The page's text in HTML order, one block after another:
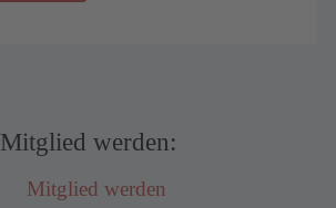
Mitglied werden: